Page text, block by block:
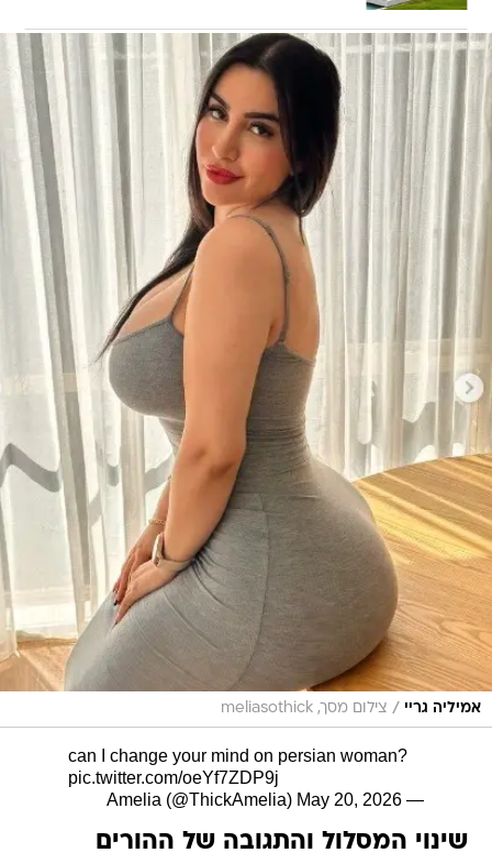
אמיליה גריי / צילום מסך, meliasothick
can I change your mind on persian woman?
pic.twitter.com/oeYf7ZDP9j
— Amelia (@ThickAmelia)
May 20, 2026
שינוי המסלול והתגובה של ההורים